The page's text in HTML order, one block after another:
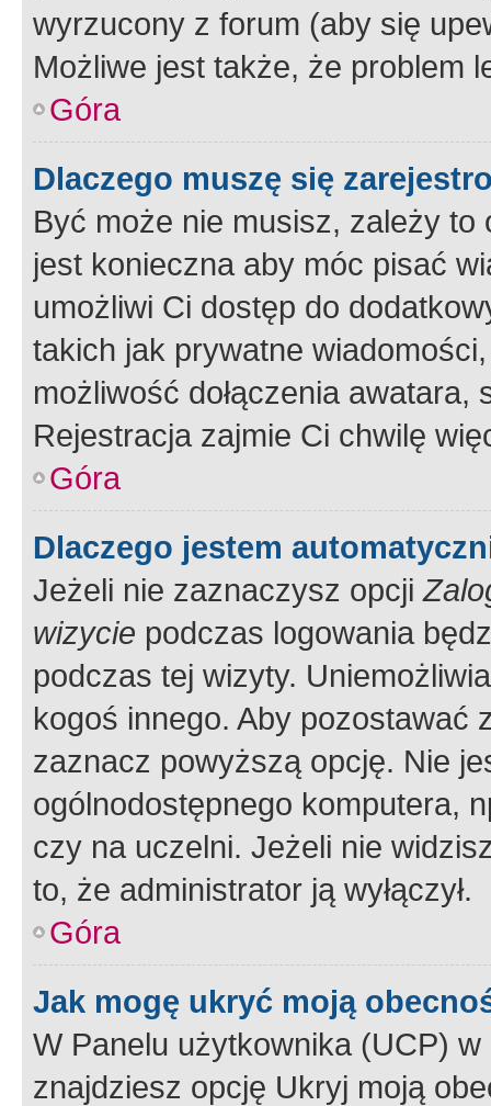
wyrzucony z forum (aby się
Możliwe jest także, że problem
Góra
Dlaczego muszę się
Być może nie musisz, zależy
jest konieczna aby móc pisać
umożliwi Ci dostęp do
takich jak prywatne
możliwość dołączenia
Rejestracja zajmie Ci chwilę
Góra
Dlaczego jestem
Jeżeli nie zaznaczysz opcji
wizycie podczas logowania
podczas tej wizyty.
kogoś innego. Aby pozostawać
zaznacz powyższą opcję. Nie
ogólnodostępnego komputera,
czy na uczelni. Jeżeli nie
to, że administrator ją wyłączył.
Góra
Jak mogę ukryć moją
W Panelu użytkownika (UCP) w
znajdziesz opcję Ukryj moją